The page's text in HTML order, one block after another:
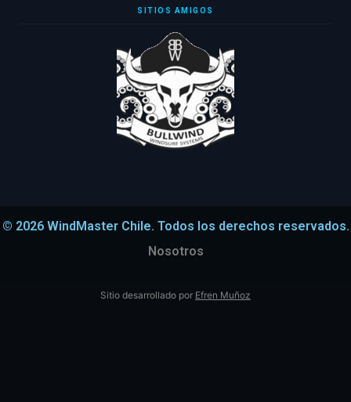
SITIOS AMIGOS
© 2026 WindMaster Chile. Todos los derechos reservados.
Nosotros
Sitio desarrollado por Efren Muñoz